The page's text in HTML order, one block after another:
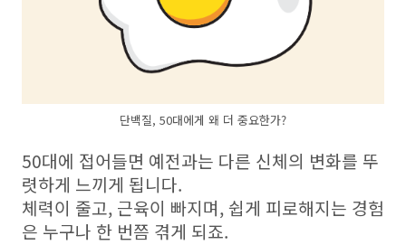
단백질, 50대에게 왜 더 중요한가?
50대에 접어들면 예전과는 다른 신체의 변화를 뚜
렷하게 느끼게 됩니다.
체력이 줄고, 근육이 빠지며, 쉽게 피로해지는 경험
은 누구나 한 번쯤 겪게 되죠.